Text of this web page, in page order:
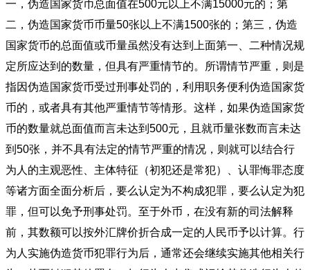
一，伪造国家货币总面值在500元以上不满15000元的；第
二，伪造国家货币币量50张以上不满1500张的；第三，伪造
国家货币的总面值或币量虽然没有达到上面第一、二种情况规
定所应达到的数量，但具有严重情节的。所谓情节严重，则是
指因伪造国家货币受过刑事处罚的，利用职务便利伪造国家货
币的，或者具有其他严重情节等情形。这样，如果伪造国家货
币的数量就总面值而言未达到500元，且就币量张数而言未达
到50张，并不具有法定的情节严重的情况，则就可以结合行
为人的主观恶性、主体特征（初犯还是常犯）、认罪悔罪态度
等诸方面全面分析后，要么认定为不构成犯罪，要么认定为犯
罪，但可以免予刑事处罚。至于外币，在没有新的司法解释
前，其数额可以按外汇牌价折合成一定的人民币予以计算。行
为人实施伪造货币犯罪行为后，通常还会继续实施其他相关行